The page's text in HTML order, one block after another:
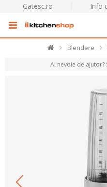
Gatesc.ro Info
Blendere
Ai nevoie de ajutor?